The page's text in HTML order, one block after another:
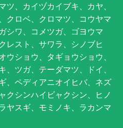
、カイヅカイブキ、カヤ、
クロベ、クロマツ、コウヤマ
シワ、コメツガ、ゴヨウマ
レスト、サワラ、シノブヒ
ショウ、タギョウショウ、
ツガ、テーダマツ、ドイ、
、ペディアニオイヒバ、ネズ
クシンハイビャクシン、ヒノ
ヤスギ、モミノキ、ラカンマ